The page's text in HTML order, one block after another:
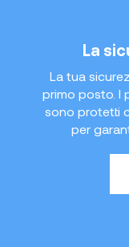
La
La tua
primo posto. I
sono protetti
per